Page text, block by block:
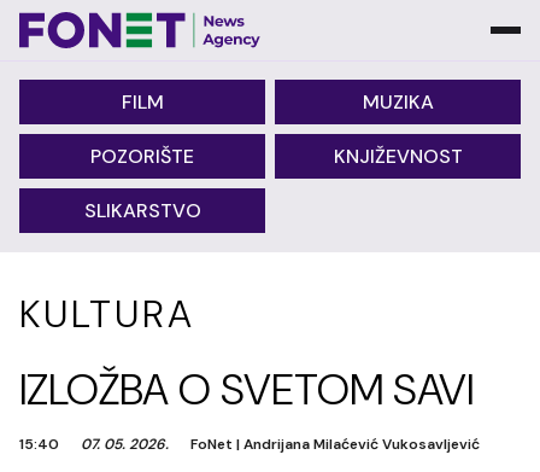
FILM MUZIKA
POZORIŠTE KNJIŽEVNOST
SLIKARSTVO
KULTURA
IZLOŽBA O SVETOM SAVI
15:40 07. 05. 2026. FoNet |Andrijana Milaćević Vukosavljević